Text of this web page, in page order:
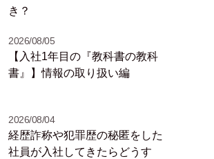
き？
2026/08/05
【入社1年目の『教科書の教科
書』】情報の取り扱い編
2026/08/04
経歴詐称や犯罪歴の秘匿をした
社員が入社してきたらどうす